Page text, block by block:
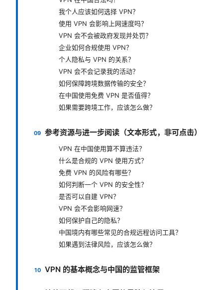
我个人应该如何选择 VPN？
使用 VPN 会影响上网速度吗？
VPN 会不会被政府发现并处罚？
企业如何合规使用 VPN？
个人隐私与 VPN 的关系？
VPN 会不会记录我的活动？
如何保障跨境数据传输的安全？
在中国使用免费 VPN 是否值得？
如果需要跨境工作，应该怎么做？
参考资源与进一步阅读（文本形式，非可点击）
VPN 在中国使用算不算违法？
什么是合规的 VPN 使用方式？
免费 VPN 的风险有哪些？
如何判断一个 VPN 的安全性？
是否可以自建 VPN？
VPN 会不会影响网速？
如何保护自己的隐私？
中国境内有哪些常见的合规远程访问工具？
如果遇到法律风险，应该怎么做？
VPN 的基本概念与中国的监管框架